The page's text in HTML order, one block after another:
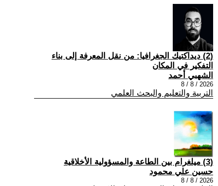
(2) ديداكتيك الجغرافيا: من نقل المعرفة إلى بناء
التفكير في المكان
الشهبي أحمد
2026 / 8 / 8
التربية والتعليم والبحث العلمي
(3) ميلغرام بين الطاعة والمسؤولية الأخلاقية
حسين علي محمود
2026 / 8 / 8